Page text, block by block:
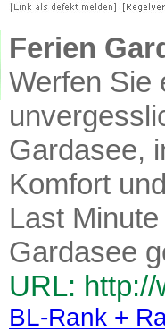
Ferien
Werfen Sie
Gardasee,
Komfort
Last
Gardasee
URL:
BL-Rank +